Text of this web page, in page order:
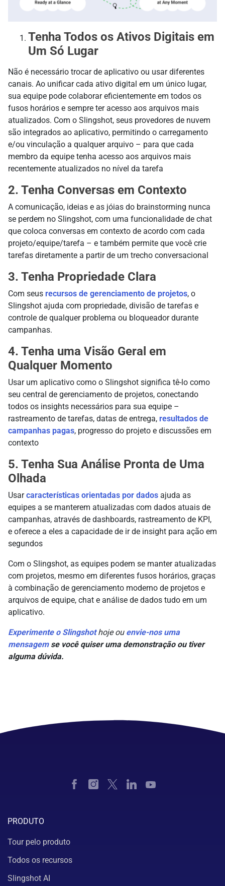
Tenha Todos os Ativos Digitais em
Um Só Lugar
Não é necessário trocar de aplicativo ou usar diferentes
canais. Ao unificar cada ativo digital em um único lugar,
sua equipe pode colaborar eficientemente em todos os
fusos horários e sempre ter acesso aos arquivos mais
atualizados. Com o Slingshot, seus provedores de nuvem
são integrados ao aplicativo, permitindo o carregamento
e/ou vinculação a qualquer arquivo – para que cada
membro da equipe tenha acesso aos arquivos mais
recentemente atualizados no nível da tarefa
2. Tenha Conversas em Contexto
A comunicação, ideias e as jóias do brainstorming nunca
se perdem no Slingshot, com uma funcionalidade de chat
que coloca conversas em contexto de acordo com cada
projeto/equipe/tarefa – e também permite que você crie
tarefas diretamente a partir de um trecho conversacional
3. Tenha Propriedade Clara
Com seus recursos de gerenciamento de projetos, o
Slingshot ajuda com propriedade, divisão de tarefas e
controle de qualquer problema ou bloqueador durante
campanhas.
4. Tenha uma Visão Geral em
Qualquer Momento
Usar um aplicativo como o Slingshot significa tê-lo como
seu central de gerenciamento de projetos, conectando
todos os insights necessários para sua equipe –
rastreamento de tarefas, datas de entrega, resultados de
campanhas pagas, progresso do projeto e discussões em
contexto
5. Tenha Sua Análise Pronta de Uma
Olhada
Usarcaracterísticas orientadas por dados ajuda as
equipes a se manterem atualizadas com dados atuais de
campanhas, através de dashboards, rastreamento de KPI,
e oferece a eles a capacidade de ir de insight para ação em
segundos
Com o Slingshot, as equipes podem se manter atualizadas
com projetos, mesmo em diferentes fusos horários, graças
à combinação de gerenciamento moderno de projetos e
arquivos de equipe, chat e análise de dados tudo em um
aplicativo.
Experimente o Slingshothoje ou envie-nos uma
mensagemse você quiser uma demonstração ou tiver
alguma dúvida.
PRODUTO
Tour pelo produto
Todos os recursos
Slingshot AI